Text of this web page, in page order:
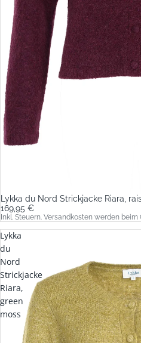
Lykka du Nord Strickjacke Riara,
169,95 €
Inkl. Steuern. Versandkosten werden
Lykka
du
Nord
Strickjacke
Riara,
green
moss